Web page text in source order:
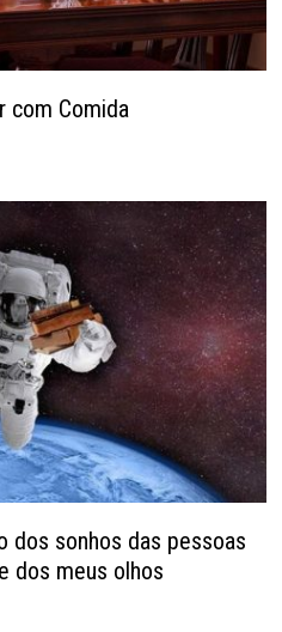
com Comida
dos sonhos das pessoas
dos meus olhos